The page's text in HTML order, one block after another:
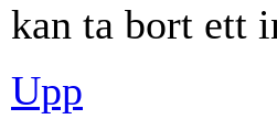
kan ta bort ett
Upp